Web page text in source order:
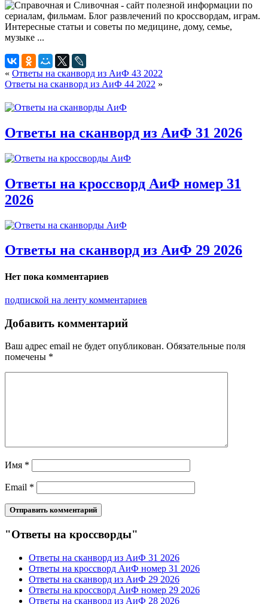
« Ответы на сканворд из АиФ 43 2022
Ответы на сканворд из АиФ 44 2022 »
Ответы на сканворд из АиФ 31 2026
Ответы на кроссворд АиФ номер 31
2026
Ответы на сканворд из АиФ 29 2026
Нет пока комментариев
подпиской на ленту комментариев
Добавить комментарий
Ваш адрес email не будет опубликован. Обязательные поля
помечены *
Имя *
Email *
"Ответы на кроссворды"
Ответы на сканворд из АиФ 31 2026
Ответы на кроссворд АиФ номер 31 2026
Ответы на сканворд из АиФ 29 2026
Ответы на кроссворд АиФ номер 29 2026
Ответы на сканворд из АиФ 28 2026